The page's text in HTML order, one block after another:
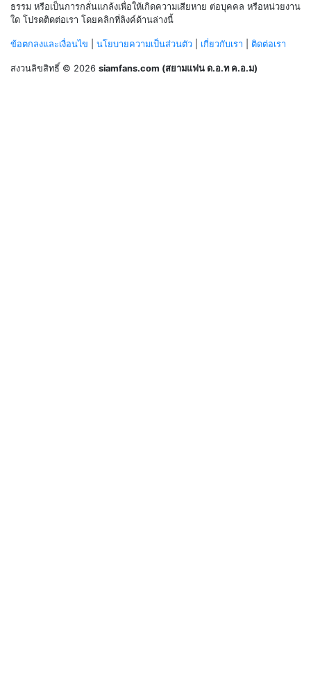
ธรรม หรือเป็นการกลั่นแกล้งเพื่อให้เกิดความเสียหาย ต่อบุคคล หรือหน่วยงาน
ใด โปรดติดต่อเรา โดยคลิกที่ลิงค์ด้านล่างนี้
ข้อตกลงและเงื่อนไข นโยบายความเป็นส่วนตัว เกี่ยวกับเรา ติดต่อเรา
สงวนลิขสิทธิ์ © 2026 siamfans.com (สยามแฟน ด.อ.ท ค.อ.ม)